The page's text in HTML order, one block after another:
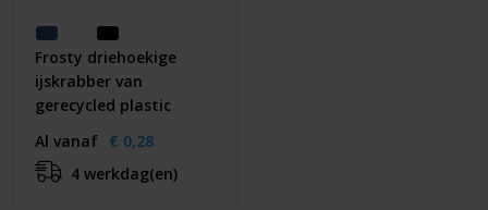
Frosty driehoekige
ijskrabber van
gerecycled plastic
Al vanaf € 0,28
4 werkdag(en)